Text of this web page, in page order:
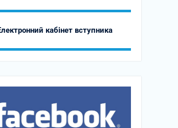
кабінет вступника